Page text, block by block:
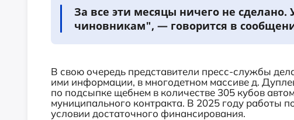
За все эти месяцы ничего не сделано.
чиновникам", — говорится в
В свою очередь представители пресс-службы
ими информации, в многодетном массиве д.
по подсыпке щебнем в количестве 305 кубов
муниципального контракта. В 2025 году работы
условии достаточного финансирования.